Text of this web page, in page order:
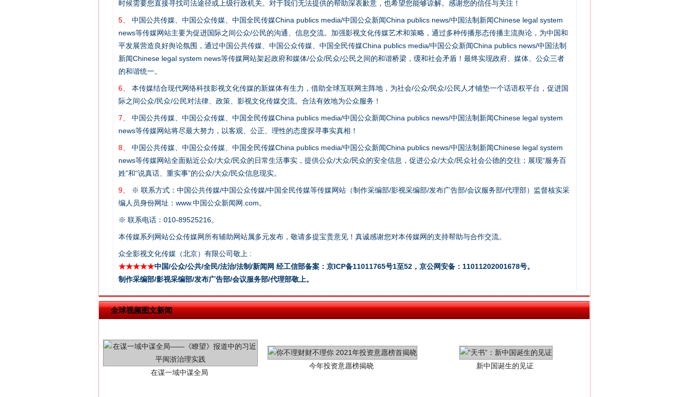
时候需要您直接寻找司法途径或上级行政机关。对于我们无法提供的帮助深表歉意，也希望您能够谅解。感谢您的信任与关注！
5、
中国公共传媒、中国公众传媒、中国全民传媒China publics media/中国公众新闻China publics news/中国法制新闻Chinese legal system
news等传媒网站主要为促进国际之间公众/公民的沟通、信息交流。加强影视文化传媒艺术和策略，通过多种传播形态传播主流舆论，为中国和
平发展营造良好舆论氛围，通过中国公共传媒、中国公众传媒、中国全民传媒China publics media/中国公众新闻China publics news/中国法制
新闻Chinese legal system news等传媒网站架起政府和媒体/公众/民众/公民之间的和谐桥梁，缓和社会矛盾！最终实现政府、媒体、公众三者
的和谐统一。
6、
本传媒结合现代网络科技影视文化传媒的新媒体有生力，借助全球互联网主阵地，为社会/公众/民众/公民人才铺垫一个话语权平台，促进国
际之间公众/民众/公民对法律、政策、影视文化传媒交流。合法有效地为公众服务！
7、
中国公共传媒、中国公众传媒、中国全民传媒China publics media/中国公众新闻China publics news/中国法制新闻Chinese legal system
news等传媒网站将尽最大努力，以客观、公正、理性的态度探寻事实真相！
8、
中国公共传媒、中国公众传媒、中国全民传媒China publics media/中国公众新闻China publics news/中国法制新闻Chinese legal system
news等传媒网站全面贴近公众/大众/民众的日常生活事实，提供公众/大众/民众的安全信息，促进公众/大众/民众社会公德的交往；展现“服务百
姓”和“说真话、重实事”的公众/大众/民众信息现实。
9、
※ 联系方式：中国公共传媒/中国公众传媒/中国全民传媒等传媒网站（制作采编部/影视采编部/发布广告部/会议服务部/代理部）监督核实采
编人员身份网址：www.中国公众新闻网.com。
※ 联系电话：010-89525216。
本传媒系列网站公众传媒网所有辅助网站属多元发布，敬请多提宝贵意见！真诚感谢您对本传媒网的支持帮助与合作交流。
众全影视文化传媒（北京）有限公司敬上 :
★★★★★中国/公众/公共/全民/法治/法制/新闻网 经工信部备案：京ICP备11011765号1至52，京公网安备：11011202001678号。
制作采编部/影视采编部/发布广告部/会议服务部/代理部敬上。
全球视频图文新闻
网上购药对药下症？
茶叶“炒上天”
“神药”背后的真相
这是一记警钟！ 谢谢有你温暖了四季 法官巧妙执行解纠纷
在谋一域中谋全局
今年投资意愿榜揭晓 新中国诞生的见证